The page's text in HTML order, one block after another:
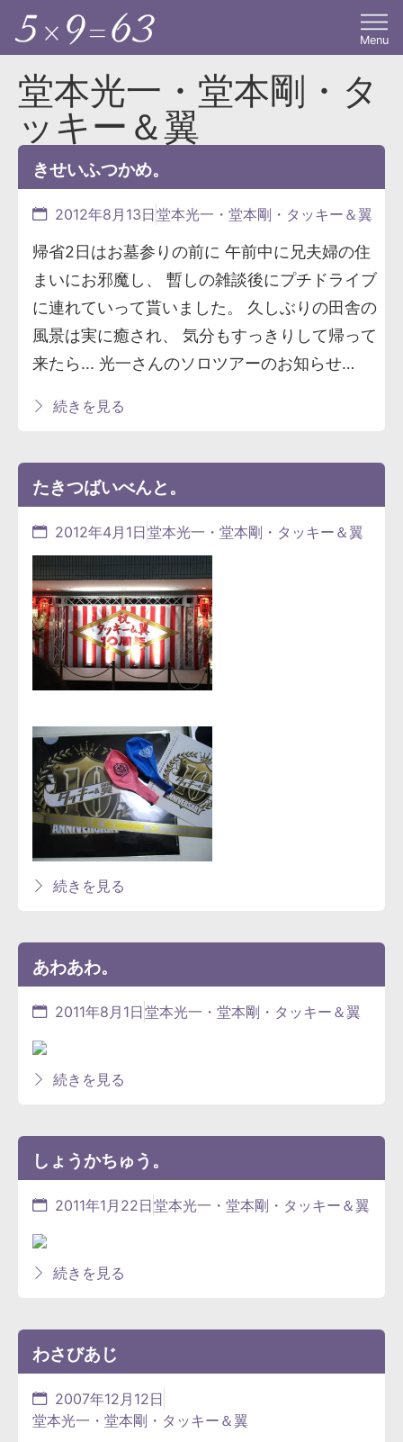
Menu
堂本光一・堂本剛・タ
ッキー＆翼
きせいふつかめ。
2012年8月13日 堂本光一・堂本剛・タッキー＆翼
帰省2日はお墓参りの前に 午前中に兄夫婦の住
まいにお邪魔し、 暫しの雑談後にプチドライブ
に連れていって貰いました。 久しぶりの田舎の
風景は実に癒され、 気分もすっきりして帰って
来たら... 光一さんのソロツアーのお知らせ…
続きを見る
たきつばいべんと。
2012年4月1日 堂本光一・堂本剛・タッキー＆翼
続きを見る
あわあわ。
2011年8月1日 堂本光一・堂本剛・タッキー＆翼
続きを見る
しょうかちゅう。
2011年1月22日 堂本光一・堂本剛・タッキー＆翼
続きを見る
わさびあじ
2007年12月12日
堂本光一・堂本剛・タッキー＆翼